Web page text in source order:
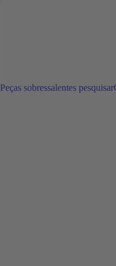
Peças sobressalentes pesquisar